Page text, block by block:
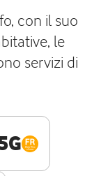
con il suo
le
servizi di